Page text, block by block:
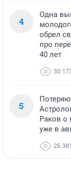
4
Одна
обрел
про
40 лет
30
5
Раков о
уже в
26 381